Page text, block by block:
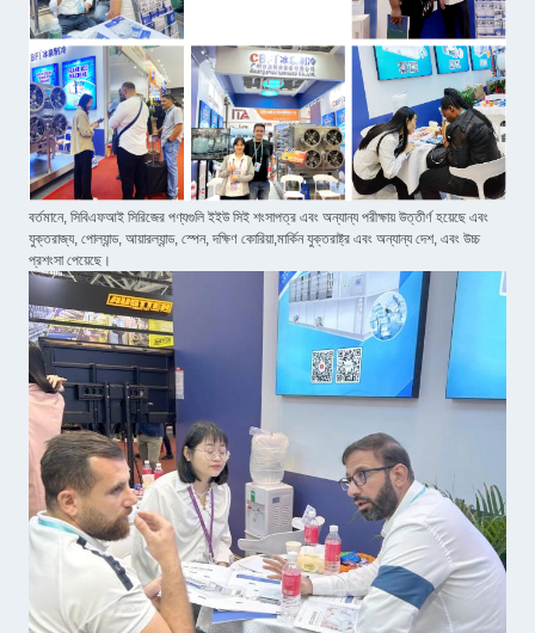
বর্তমানে, সিবিএফআই সিরিজের পণ্যগুলি ইইউ সিই শংসাপত্র এবং অন্যান্য পরীক্ষায় উত্তীর্ণ হয়েছে এবং
যুক্তরাজ্য, পোল্যান্ড, আয়ারল্যান্ড, স্পেন, দক্ষিণ কোরিয়া,মার্কিন যুক্তরাষ্ট্র এবং অন্যান্য দেশ, এবং উচ্চ
প্রশংসা পেয়েছে।